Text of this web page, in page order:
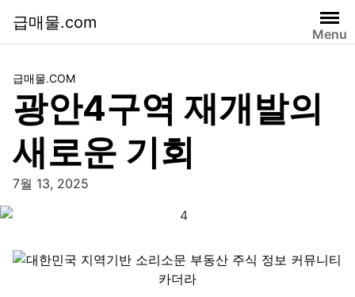
급매물.com
Menu
급매물.COM
광안4구역 재개발의
새로운 기회
7월 13, 2025